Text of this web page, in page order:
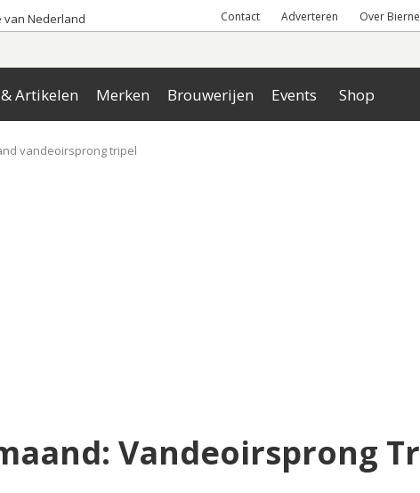
van Nederland Contact Adverteren Over
Artikelen Merken Brouwerijen Events Shop
vandeoirsprong tripel
Vandeoirsprong